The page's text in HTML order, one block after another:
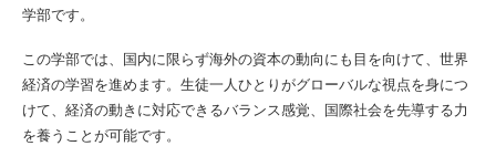
学部です。
この学部では、国内に限らず海外の資本の動向にも目を向けて、世界
経済の学習を進めます。生徒一人ひとりがグローバルな視点を身につ
けて、経済の動きに対応できるバランス感覚、国際社会を先導する力
を養うことが可能です。